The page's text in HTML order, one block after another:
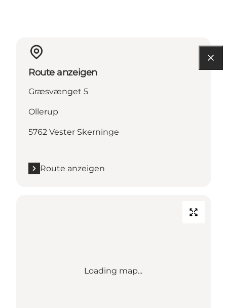
Route anzeigen
Græsvænget 5
Ollerup
5762 Vester Skerninge
Route anzeigen
Loading map...